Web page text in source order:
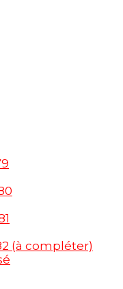
(à compléter)